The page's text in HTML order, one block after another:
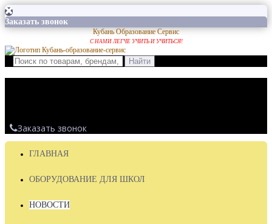
Заказать звонок
Кубань Образование Сервис
С НАМИ ЛЕГЧЕ УЧИТЬ И УЧИТЬСЯ!
Заказать звонок
ГЛАВНАЯ
ОБОРУДОВАНИЕ ДЛЯ ШКОЛ
НОВОСТИ